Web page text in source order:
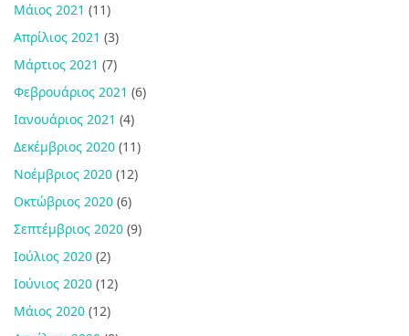
Μάιος 2021 (11)
Απρίλιος 2021 (3)
Μάρτιος 2021 (7)
Φεβρουάριος 2021 (6)
Ιανουάριος 2021 (4)
Δεκέμβριος 2020 (11)
Νοέμβριος 2020 (12)
Οκτώβριος 2020 (6)
Σεπτέμβριος 2020 (9)
Ιούλιος 2020 (2)
Ιούνιος 2020 (12)
Μάιος 2020 (12)